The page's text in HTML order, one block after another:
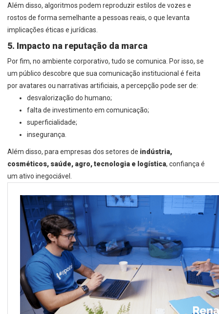
Além disso, algoritmos podem reproduzir estilos de vozes e
rostos de forma semelhante a pessoas reais, o que levanta
implicações éticas e jurídicas.
5. Impacto na reputação da marca
Por fim, no ambiente corporativo, tudo se comunica. Por isso, se
um público descobre que sua comunicação institucional é feita
por avatares ou narrativas artificiais, a percepção pode ser de:
desvalorização do humano;
falta de investimento em comunicação;
superficialidade;
insegurança.
Além disso, para empresas dos setores de indústria,
cosméticos, saúde, agro, tecnologia e logística, confiança é
um ativo inegociável.